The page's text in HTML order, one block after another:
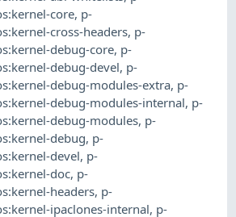
core, p-
cross-headers, p-
debug-core, p-
debug-devel, p-
debug-modules-extra, p-
debug-modules-internal, p-
debug-modules, p-
debug, p-
devel, p-
doc, p-
headers, p-
ipaclones-internal, p-